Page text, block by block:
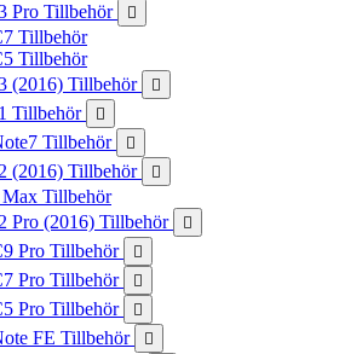
Pro Tillbehör

Tillbehör
Tillbehör
(2016) Tillbehör

Tillbehör 
Tillbehör 
(2016) Tillbehör 
Max Tillbehör
Pro (2016) Tillbehör

Pro Tillbehör 
Pro Tillbehör 
Pro Tillbehör 
FE Tillbehör 